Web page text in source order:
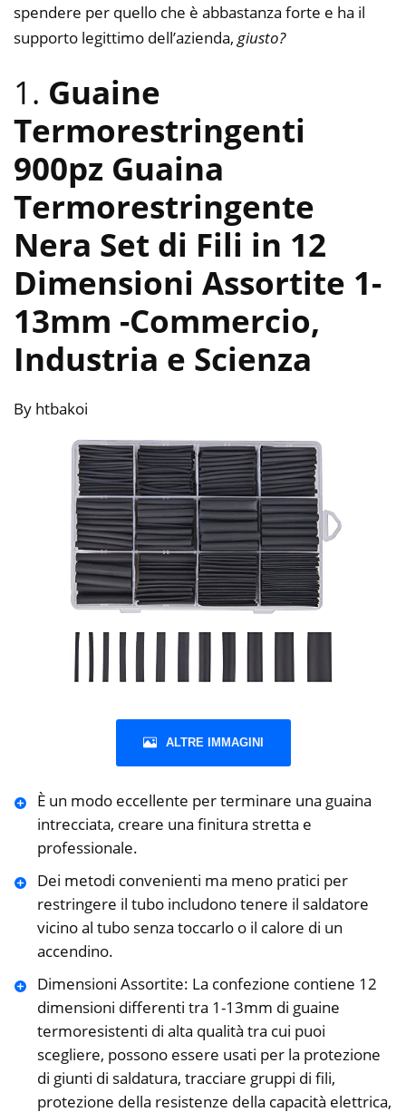
spendere per quello che è abbastanza forte e ha il
supporto legittimo dell’azienda, giusto?
1. Guaine
Termorestringenti
900pz Guaina
Termorestringente
Nera Set di Fili in 12
Dimensioni Assortite 1-
13mm -Commercio,
Industria e Scienza
By htbakoi
ALTRE IMMAGINI
È un modo eccellente per terminare una guaina
intrecciata, creare una finitura stretta e
professionale.
Dei metodi convenienti ma meno pratici per
restringere il tubo includono tenere il saldatore
vicino al tubo senza toccarlo o il calore di un
accendino.
Dimensioni Assortite: La confezione contiene 12
dimensioni differenti tra 1-13mm di guaine
termoresistenti di alta qualità tra cui puoi
scegliere, possono essere usati per la protezione
di giunti di saldatura, tracciare gruppi di fili,
protezione della resistenze della capacità elettrica,